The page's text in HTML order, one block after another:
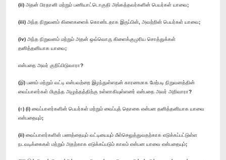
(ii) அதன் பிரதானி மற்றும் பணியாட்டொகுதி அங்கத்தவர்களின் பெயர்கள் யாவை;
(iii) அந்த நிறுவனம் கிளைகளைக் கொண்டதாக இருப்பின், அவற்றின் பெயர்கள் யாவை;
(iv) அந்த நிறுவனம் மற்றும் அதன் ஒவ்வொரு கிளைக்குமுரிய சொத்துக்கள்
தனித்தனியாக யாவை;
என்பதை அவர் குறிப்பிடுவாரா?
(இ) பணம் மற்றும் வட்டி என்பவற்றை இழந்துள்ளதன் காரணமாக மேற்படி நிறுவனத்தின்
வைப்பாளர்கள் மிகுந்த அழுத்தத்திற்கு உள்ளாகியுள்ளனர் என்பதை அவர் அறிவாரா?
(ஈ) (i) வைப்பாளர்களின் பெயர்கள் மற்றும் வைப்புத் தொகை என்பன தனித்தனியாக யாவை
என்பதையும்;
(ii) வைப்பாளர்களின் பணத்தையும் வட்டியையும் மீள்செலுத்துவதற்காக எடுக்கப்பட்டுள்ள
நடவடிக்கைகள் மற்றும் அதற்காக எடுக்கப்படும் காலம் என்பன யாவை என்பதையும்;